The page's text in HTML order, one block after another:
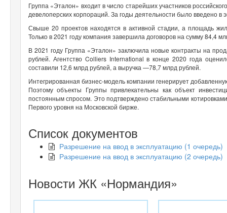
Группа «Эталон» входит в число старейших участников
девелоперских корпораций. За годы деятельности было введено в
Свыше 20 проектов находятся в активной стадии, а площадь
Только в 2021 году компания завершила договоров на сумму 84,4
В 2021 году Группа «Эталон» заключила новые контракты на
рублей. Агентство Colliers International в конце 2020 года
составили 12,6 млрд рублей, а выручка —78,7 млрд рублей.
Интегрированная бизнес-модель компании генерирует
Поэтому объекты Группы привлекательны как объект
постоянным спросом. Это подтверждено стабильными
Первого уровня на Московской бирже.
Список документов
Разрешение на ввод в эксплуатацию (1 очередь)
Разрешение на ввод в эксплуатацию (2 очередь)
Новости ЖК «Нормандия»